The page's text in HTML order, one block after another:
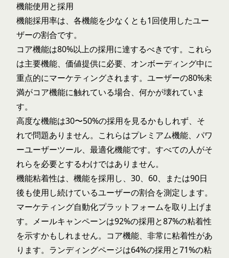
機能使用と採用
機能採用率は、各機能を少なくとも1回使用したユー
ザーの割合です。
コア機能は80%以上の採用に達するべきです。これら
は主要機能、価値提供に必要、オンボーディング中に
重点的にマーケティングされます。ユーザーの80%未
満がコア機能に触れている場合、何かが壊れていま
す。
高度な機能は30〜50%の採用を見るかもしれず、そ
れで問題ありません。これらはプレミアム機能、パワ
ーユーザーツール、最適化機能です。すべての人がそ
れらを必要とするわけではありません。
機能粘着性は、機能を採用し、30、60、または90日
後も使用し続けているユーザーの割合を測定します。
マーケティング自動化プラットフォームを取り上げま
す。メールキャンペーンは92%の採用と87%の粘着性
を示すかもしれません。コア機能、非常に粘着性があ
ります。ランディングページは64%の採用と71%の粘